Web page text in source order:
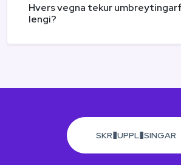
Hvers vegna tekur
lengi?
SKR�UPPL�SINGAR